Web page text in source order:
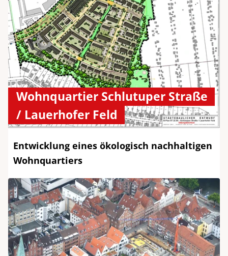
Wohnquartier Schlutuper Straße
/ Lauerhofer Feld
Entwicklung eines ökologisch nachhaltigen
Wohnquartiers